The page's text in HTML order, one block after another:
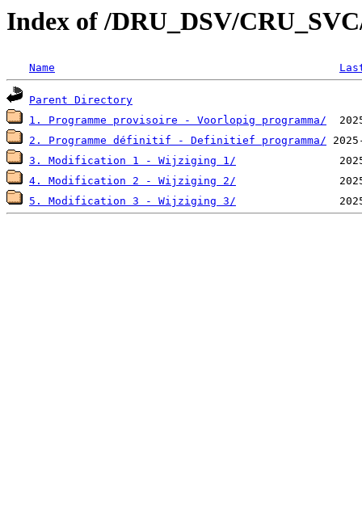
Index of /DRU_DSV/
Name
Parent Directory
1. Programme provisoire - Voorlopig programma/
2. Programme définitif - Definitief programma/
3. Modification 1 - Wijziging 1/
4. Modification 2 - Wijziging 2/
5. Modification 3 - Wijziging 3/